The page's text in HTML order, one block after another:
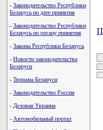
- Законодательство Республики
Беларусь по дате принятия
- Законодательство Республики
Беларусь по органу принятия
- Законы Республики Беларусь
- Новости законодательства
Беларуси
- Тюрьмы Беларуси
- Законодательство России
- Деловая Украина
- Автомобильный портал